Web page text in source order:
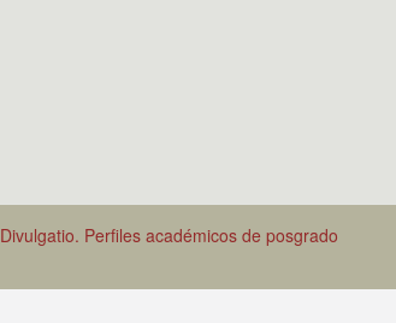
Divulgatio. Perfiles académicos de posgrado